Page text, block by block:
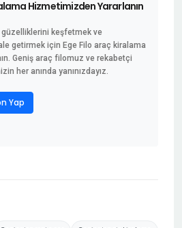
Hizmetimizden Yararlanın
keşfetmek ve
getirmek için Ege Filo araç kiralama
Geniş araç filomuz ve rekabetçi
her anında yanınızdayız.
Yap